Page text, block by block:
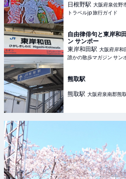
日根野駅 大阪府泉佐野
トラベルjp 旅行ガイド
自由律俳句と東岸和
ン サンポー
東岸和田駅 大阪府岸和
誰かの散歩マガジン サン
熊取駅
熊取駅 大阪府泉南郡熊